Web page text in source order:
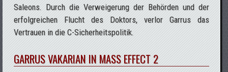
Saleons. Durch die Verweigerung der Behörden und der
erfolgreichen Flucht des Doktors, verlor Garrus das
Vertrauen in die C-Sicherheitspolitik.
GARRUS VAKARIAN IN MASS EFFECT 2